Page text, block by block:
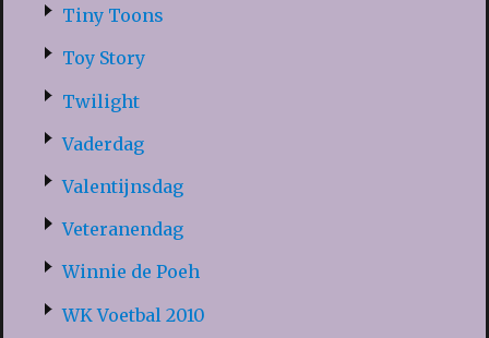
Tiny Toons
Toy Story
Twilight
Vaderdag
Valentijnsdag
Veteranendag
Winnie de Poeh
WK Voetbal 2010